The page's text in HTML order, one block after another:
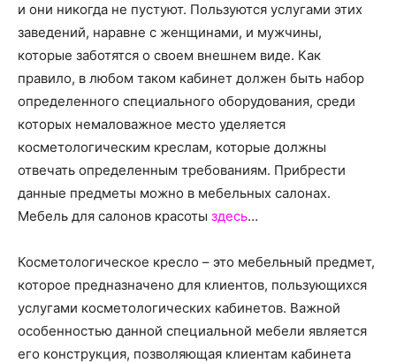
и они никогда не пустуют. Пользуются услугами этих
заведений, наравне с женщинами, и мужчины,
которые заботятся о своем внешнем виде. Как
правило, в любом таком кабинет должен быть набор
определенного специального оборудования, среди
которых немаловажное место уделяется
косметологическим креслам, которые должны
отвечать определенным требованиям. Прибрести
данные предметы можно в мебельных салонах.
Мебель для салонов красоты здесь…
Косметологическое кресло – это мебельный предмет,
которое предназначено для клиентов, пользующихся
услугами косметологических кабинетов. Важной
особенностью данной специальной мебели является
его конструкция, позволяющая клиентам кабинета